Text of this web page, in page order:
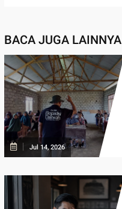
BACA JUGA LAINNYA
Jul 14, 2026